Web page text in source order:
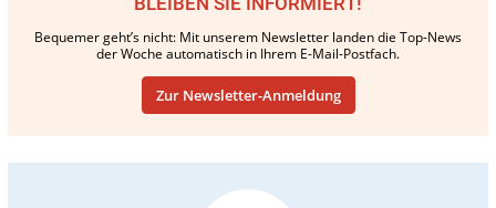
Bequemer geht’s nicht: Mit unserem Newsletter landen die Top-News
der Woche automatisch in Ihrem E-Mail-Postfach.
Zur Newsletter-Anmeldung